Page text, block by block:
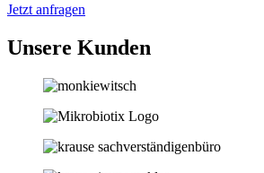
Jetzt anfragen
Unsere Kunden